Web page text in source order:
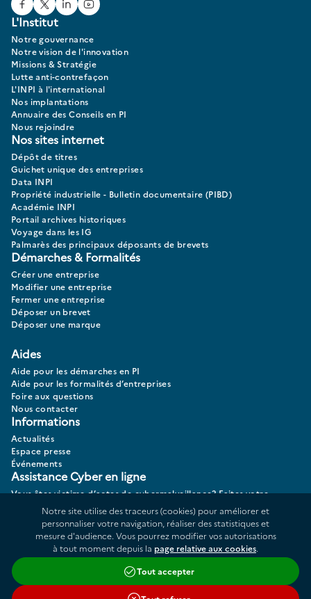
Facebook
TwitterLinked In
Youtube
L'Institut
Notre gouvernance
Notre vision de l'innovation
Missions & Stratégie
Lutte anti-contrefaçon
L'INPI à l'international
Nos implantations
Annuaire des Conseils en PI
Nous rejoindre
Nos sites internet
Dépôt de titres
Guichet unique des entreprises
Data INPI
Propriété industrielle - Bulletin documentaire (PIBD)
Académie INPI
Portail archives historiques
Voyage dans les IG
Palmarès des principaux déposants de brevets
Démarches & Formalités
Créer une entreprise
Modifier une entreprise
Fermer une entreprise
Déposer un brevet
Déposer une marque
Aides
Aide pour les démarches en PI
Aide pour les formalités d’entreprises
Foire aux questions
Nous contacter
Informations
Actualités
Espace presse
Événements
Assistance Cyber en ligne
Vous êtes victime d’actes de cybermalveillance? Faites votre
Données personnelles
Plan du site
Répertoire des informations publiques
Accessibilité : partiellement conforme
Notre site utilise des traceurs (cookies) pour améliorer et
personnaliser votre navigation, réaliser des statistiques et
mesure d'audience. Vous pourrez modifier vos autorisations
à tout moment depuis la page relative aux cookies
Tout accepter